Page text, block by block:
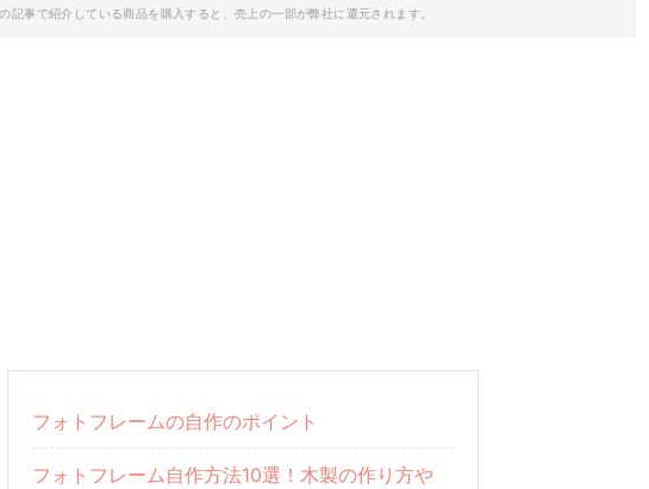
記事で紹介している商品を購入すると、売上の一部が弊社に還元されます。
フォトフレームの自作のポイント
フォトフレーム自作方法10選！木製の作り方や